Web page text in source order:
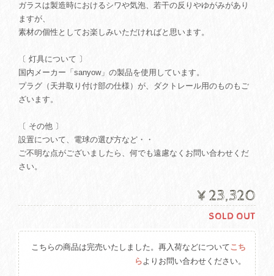
ガラスは製造時におけるシワや気泡、若干の反りやゆがみがあり
ますが、
素材の個性としてお楽しみいただければと思います。
〔 灯具について 〕
国内メーカー「sanyow」の製品を使用しています。
プラグ（天井取り付け部の仕様）が、ダクトレール用のものもご
ざいます。
〔 その他 〕
設置について、電球の選び方など・・
ご不明な点がございましたら、何でも遠慮なくお問い合わせくだ
さい。
¥23,320
SOLD OUT
こちらの商品は完売いたしました。再入荷などについてこち
らよりお問い合わせください。